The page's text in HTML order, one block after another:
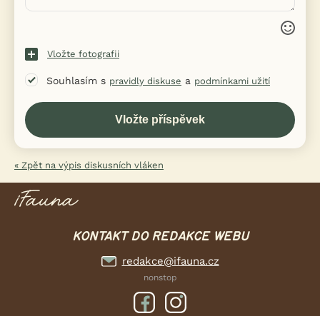
Vložte fotografii
Souhlasím s pravidly diskuse a podmínkami užití
« Zpět na výpis diskusních vláken
KONTAKT DO REDAKCE WEBU
redakce@ifauna.cz
nonstop